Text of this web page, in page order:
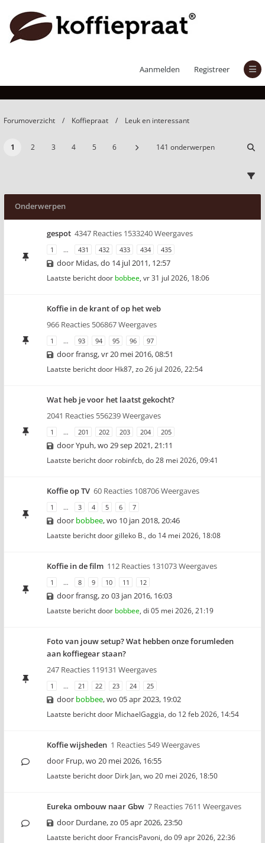
Aanmelden Registreer
Forumoverzicht Koffiepraat Leuk en interessant
1 2 3 4 5 6 141 onderwerpen
Onderwerpen
gespot 4347 Reacties 1533240 Weergaves
1 … 431 432 433 434 435
door Midas,do 14 jul 2011, 12:57
Laatste bericht door bobbee, vr 31 jul 2026, 18:06
Koffie in de krant of op het web
966 Reacties 506867 Weergaves
1 … 93 94 95 96 97
doorfransg,vr 20 mei 2016, 08:51
Laatste bericht door Hk87, zo 26 jul 2026, 22:54
Wat heb je voor het laatst gekocht?
2041 Reacties 556239 Weergaves
1 … 201 202 203 204 205
doorYpuh,wo 29 sep 2021, 21:11
Laatste bericht door robinfcb, do 28 mei 2026, 09:41
Koffie op TV 60 Reacties 108706 Weergaves
1 … 3 4 5 6 7
door bobbee,wo 10 jan 2018, 20:46
Laatste bericht doorgilleko B., do 14 mei 2026, 18:08
Koffie in de film 112 Reacties 131073 Weergaves
1 … 8 9 10 11 12
doorfransg,zo 03 jan 2016, 16:03
Laatste bericht door bobbee, di 05 mei 2026, 21:19
Foto van jouw setup? Wat hebben onze forumleden
aan koffiegear staan?
247 Reacties 119131 Weergaves
1 … 21 22 23 24 25
door bobbee,wo 05 apr 2023, 19:02
Laatste bericht door MichaelGaggia, do 12 feb 2026, 14:54
Koffie wijsheden 1 Reacties 549 Weergaves
door Frup,wo 20 mei 2026, 16:55
Laatste bericht door Dirk Jan, wo 20 mei 2026, 18:50
Eureka ombouw naar Gbw 7 Reacties 7611 Weergaves
door Durdane,zo 05 apr 2026, 23:50
Laatste bericht door FrancisPavoni, do 09 apr 2026, 22:36